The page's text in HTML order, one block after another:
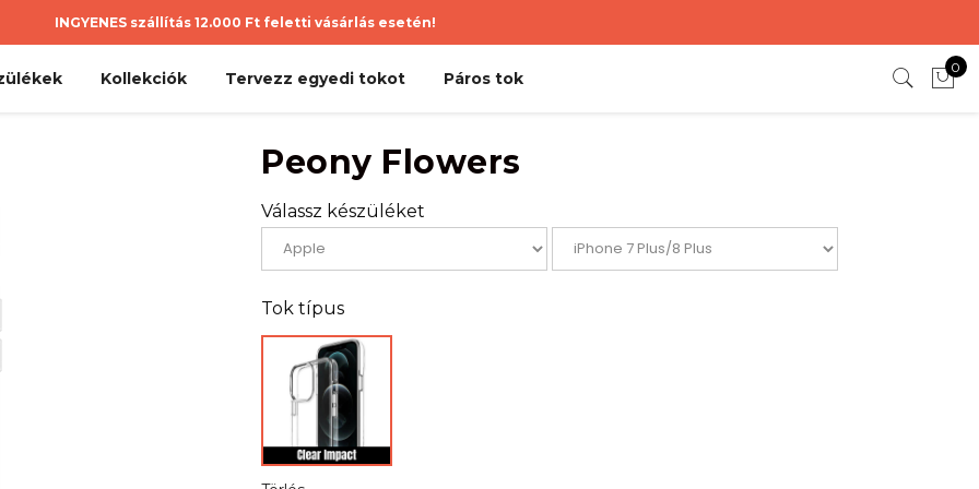
INGYENES szállítás 12.000 Ft feletti vásárlás esetén!
Kollekciók Tervezz egyedi tokot Páros tok
0
Peony Flowers
Válassz készüléket
Tok típus